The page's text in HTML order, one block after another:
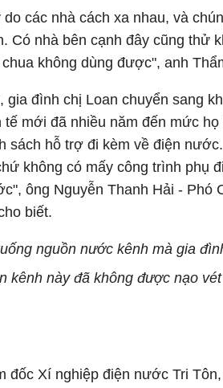
các nhà cách xa nhau, và
Có nhà bên cạnh đây cũng thử
không dùng được", anh
đình chị Loan chuyển sang
mới đã nhiều năm đến mức
sách hỗ trợ đi kèm về điện
không có mấy công trình phụ
ông Nguyễn Thanh Hải - Phó
biết.
nguồn nước kênh mà gia
kênh này đã không được nạo
đốc Xí nghiệp điện nước Tri